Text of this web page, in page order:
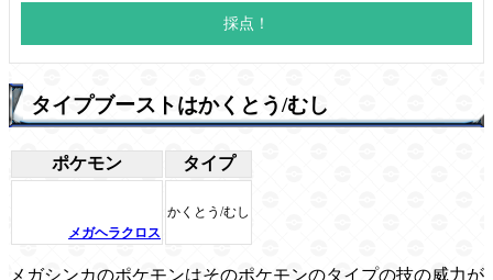
タイプブーストはかくとう/むし
ポケモン タイプ
メガヘラクロス
かくとう/むし
メガシンカのポケモンはそのポケモンのタイプの技の威力が